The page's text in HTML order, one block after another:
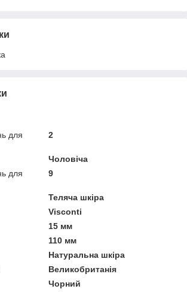
для
2
Чоловіча
для
9
Теляча шкіра
Visconti
15 мм
110 мм
Натуральна шкіра
Великобританія
Чорний